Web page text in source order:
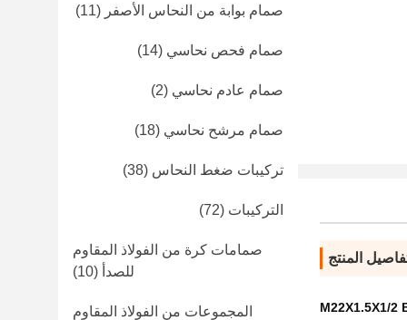
المنتج
M22X1.5X1/2
صمام بوابة من النحاس الأصفر (11)
صمام فحص نحاسي (14)
صمام عادم نحاسي (2)
صمام مرشح نحاسي (18)
تركيبات ضغط النحاس (38)
التركيبات (72)
صمامات كرة من الفولاذ المقاوم
للصدأ (10)
المجموعات من الفولاذ المقاوم